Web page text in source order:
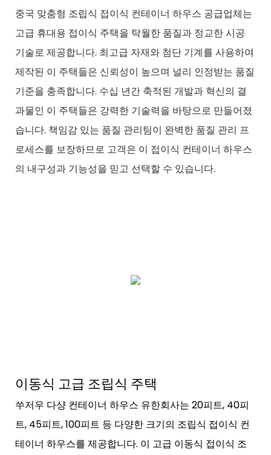
중국 맞춤형 조립식 접이식 컨테이너 하우스 공급업체는
고급 휴대용 접이식 주택을 탁월한 품질과 정교한 시공
기술로 제공합니다. 최고급 자재와 첨단 기계를 사용하여
제작된 이 주택들은 신뢰성이 높으며 널리 인정받는 품질
기준을 충족합니다. 수십 년간 축적된 개발과 혁신의 결
과물인 이 주택들은 강력한 기술력을 바탕으로 만들어졌
습니다. 책임감 있는 품질 관리팀이 완벽한 품질 관리 프
로세스를 보장하므로 고객은 이 접이식 컨테이너 하우스
의 내구성과 기능성을 믿고 선택할 수 있습니다.
이동식 고급 조립식 주택
쑤저우 다샹 컨테이너 하우스 유한회사는 20피트, 40피
트, 45피트, 100피트 등 다양한 크기의 조립식 접이식 컨
테이너 하우스를 제공합니다. 이 고급 이동식 접이식 조